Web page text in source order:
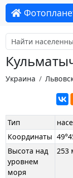
Украина
Тип
Координаты
Высота над
уровнем
моря
253